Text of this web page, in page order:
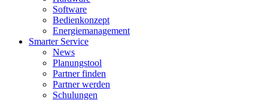
Software
Bedienkonzept
Energiemanagement
Smarter Service
News
Planungstool
Partner finden
Partner werden
Schulungen